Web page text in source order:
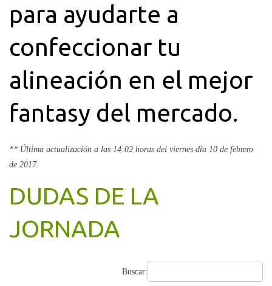
para ayudarte a
confeccionar tu
alineación en el mejor
fantasy del mercado.
** Última actualización a las 14:02 horas del viernes día 10 de febrero
de 2017.
DUDAS DE LA
JORNADA
Buscar: